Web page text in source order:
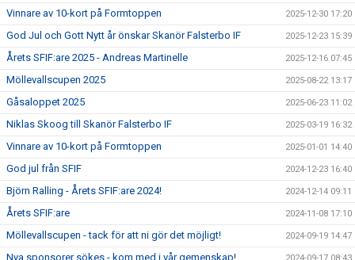
MEDLEMSERBJUDANDEN
ÅRETS SFIF:ARE
SFIF-HYMNEN
INFO MÖTANDE UNGDOMSLAG
Vinnare av 10-kort på Formtoppen 2025-12-30 17:20
God Jul och Gott Nytt år önskar Skanör Falsterbo IF 2025-12-23 15:39
Årets SFIF:are 2025 - Andreas Martinelle 2025-12-16 07:45
Möllevallscupen 2025 2025-08-22 13:17
Gåsaloppet 2025 2025-06-23 11:02
Niklas Skoog till Skanör Falsterbo IF 2025-03-19 16:32
Vinnare av 10-kort på Formtoppen 2025-01-01 14:40
God jul från SFIF 2024-12-23 16:40
Björn Ralling - Årets SFIF:are 2024! 2024-12-14 09:11
Årets SFIF:are 2024-11-08 17:10
Möllevallscupen - tack för att ni gör det möjligt! 2024-09-19 14:47
Nya sponsorer sökes - kom med i vår gemenskap!